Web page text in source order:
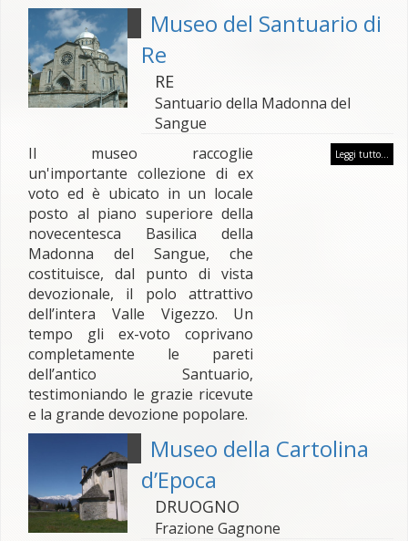
Museo del Santuario di
Re
RE
Santuario della Madonna del
Sangue
Il museo raccoglie
un'importante collezione di ex
voto ed è ubicato in un locale
posto al piano superiore della
novecentesca Basilica della
Madonna del Sangue, che
costituisce, dal punto di vista
devozionale, il polo attrattivo
dell’intera Valle Vigezzo. Un
tempo gli ex-voto coprivano
completamente le pareti
dell’antico Santuario,
testimoniando le grazie ricevute
e la grande devozione popolare.
Leggi tutto...
Museo della Cartolina
d’Epoca
DRUOGNO
Frazione Gagnone